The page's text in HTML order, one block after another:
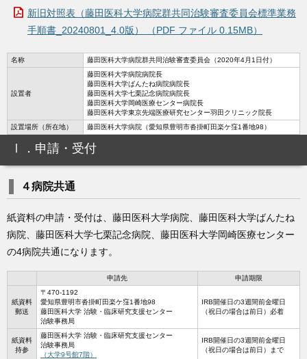
新旧対照表（藤田医科大学病院群共同治験審査委員会標準業務
手順書_20240801_4.0版） （PDF ファイル 0.15MB）
名称 藤田医科大学病院群共同治験審査委員会（2020年4月1日付）
設置者
藤田医科大学病院病院長
藤田医科大学ばんたね病院病院長
藤田医科大学七栗記念病院病院長
藤田医科大学岡崎医療センター病院長
藤田医科大学東京先端医療研究センター羽田クリニック院長
設置場所（所在地）
藤田医科大学病院（愛知県豊明市沓掛町田楽ケ窪1番地98）
Ⅰ．申請・受付
４病院共通
紙資料の申請・受付は、藤田医科大学病院、藤田医科大学ばんたね
病院、藤田医科大学七栗記念病院、藤田医科大学岡崎医療センター
の4病院共通になります。
申請先 申請期限
紙資料
郵送
〒470-1192
愛知県豊明市沓掛町田楽ケ窪1番地98
藤田医科大学 治験・臨床研究支援センター
治験事務局
IRB開催日の3週間前金曜日
（祝日の場合は前日）必着
紙資料
持参
藤田医科大学 治験・臨床研究支援センター
治験事務局
（大学9号館7階）
IRB開催日の3週間前金曜日
（祝日の場合は前日）まで